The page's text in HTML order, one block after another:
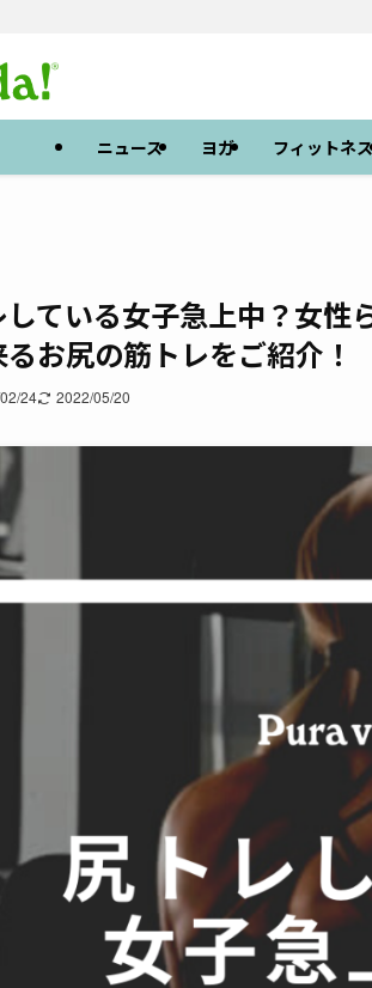
ニュース ヨガ フィットネス
ている女子急上中？女性
お尻の筋トレをご紹介！
24 2022/05/20